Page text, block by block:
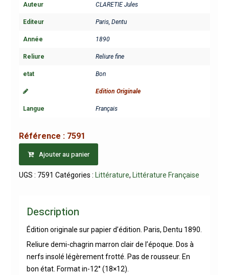
Auteur CLARETIE Jules
Editeur Paris, Dentu
Année 1890
Reliure Reliure fine
etat Bon
Edition Originale
Langue Français
Référence : 7591
Ajouter au panier
UGS : 7591 Catégories : Littérature, Littérature Française
Description
Édition originale sur papier d’édition. Paris, Dentu 1890.
Reliure demi-chagrin marron clair de l’époque. Dos à
nerfs insolé légèrement frotté. Pas de rousseur. En
bon état. Format in-12° (18×12).